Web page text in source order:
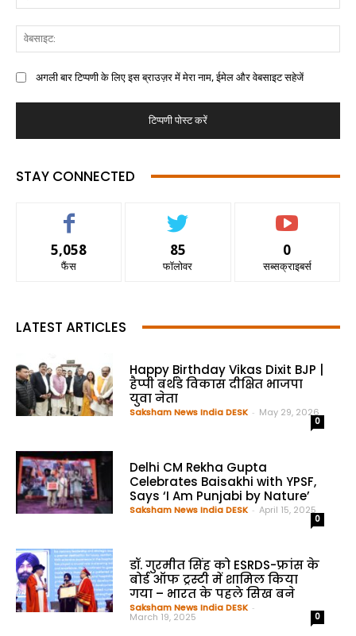
अगली बार टिप्पणी के लिए इस ब्राउज़र में मेरा नाम, ईमेल और वेबसाइट सहेजें
STAY CONNECTED
5,058
फैंस
85
फॉलोवर
0
सब्सक्राइबर्स
LATEST ARTICLES
Happy Birthday Vikas Dixit BJP |
हैप्पी बर्थडे विकास दीक्षित भाजपा
युवा नेता
Saksham News India DESK - May 29, 2026
0
Delhi CM Rekha Gupta
Celebrates Baisakhi with YPSF,
Says ‘I Am Punjabi by Nature’
Saksham News India DESK - April 15, 2025
0
डॉ. गुरमीत सिंह को ESRDS-फ्रांस के
बोर्ड ऑफ ट्रस्टी में शामिल किया
गया – भारत के पहले सिख बने
Saksham News India DESK -
March 19, 2025 0